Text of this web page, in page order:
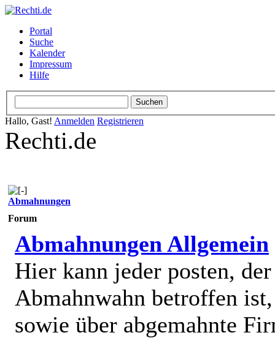
Portal
Suche
Kalender
Impressum
Hilfe
Hallo, Gast! Anmelden Registrieren
Rechti.de
Abmahnungen
Forum
Abmahnungen Allgemein
Hier kann jeder posten,
Abmahnwahn betroffen ist,
sowie über abgemahnte